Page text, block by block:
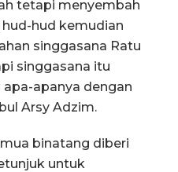
tetapi menyembah
hud kemudian
singgasana Ratu
singgasana itu
apanya dengan
Arsy Adzim.
binatang diberi
untuk